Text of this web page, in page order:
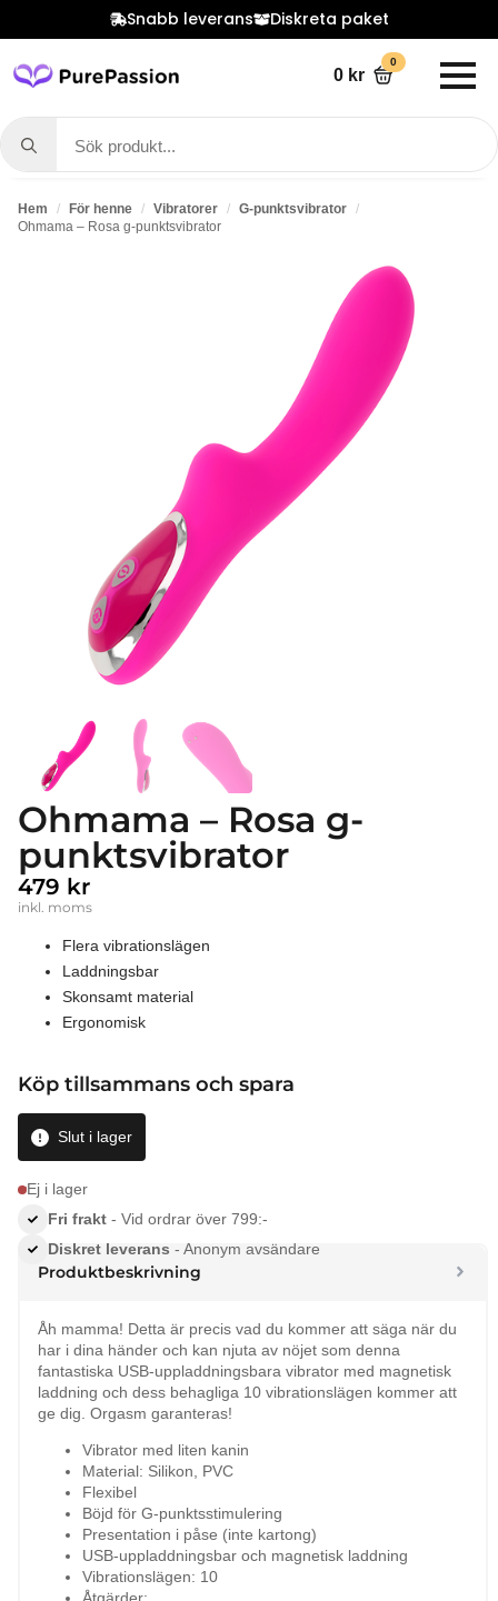
Snabb leverans Diskreta paket
0 kr
0
Search
for:
Hem För henne Vibratorer
G-punktsvibrator
Ohmama – Rosa g-punktsvibrator
Ohmama – Rosa g-
punktsvibrator
479 kr
inkl. moms
Flera vibrationslägen
Laddningsbar
Skonsamt material
Ergonomisk
Köp tillsammans och spara
Slut i lager
Ej i lager
Fri frakt - Vid ordrar över 799:-
Diskret leverans - Anonym avsändare
Produktbeskrivning
Åh mamma! Detta är precis vad du kommer att säga när du
har i dina händer och kan njuta av nöjet som denna
fantastiska USB-uppladdningsbara vibrator med magnetisk
laddning och dess behagliga 10 vibrationslägen kommer att
ge dig. Orgasm garanteras!
Vibrator med liten kanin
Material: Silikon, PVC
Flexibel
Böjd för G-punktsstimulering
Presentation i påse (inte kartong)
USB-uppladdningsbar och magnetisk laddning
Vibrationslägen: 10